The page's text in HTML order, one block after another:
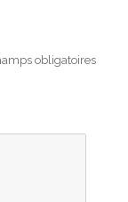
obligatoires